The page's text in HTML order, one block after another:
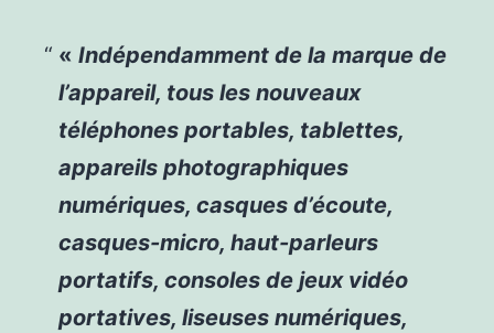
« Indépendamment de la marque de
l’appareil, tous les nouveaux
téléphones portables, tablettes,
appareils photographiques
numériques, casques d’écoute,
casques-micro, haut-parleurs
portatifs, consoles de jeux vidéo
portatives, liseuses numériques,